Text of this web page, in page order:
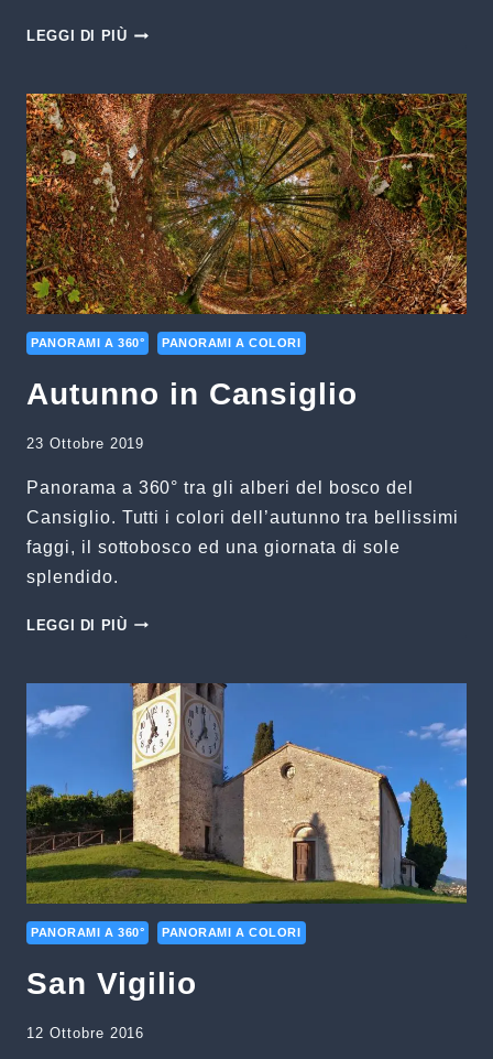
LEGGI DI PIÙLAGO
UNA
GIORNATO
UGGIOSA
PANORAMI A 360° PANORAMI A COLORI
Autunno in Cansiglio
23 Ottobre 2019
Panorama a 360° tra gli alberi del bosco del
Cansiglio. Tutti i colori dell’autunno tra bellissimi
faggi, il sottobosco ed una giornata di sole
splendido.
LEGGI DI PIÙAUTUNNO
PANORAMI A 360° PANORAMI A COLORI
San Vigilio
12 Ottobre 2016